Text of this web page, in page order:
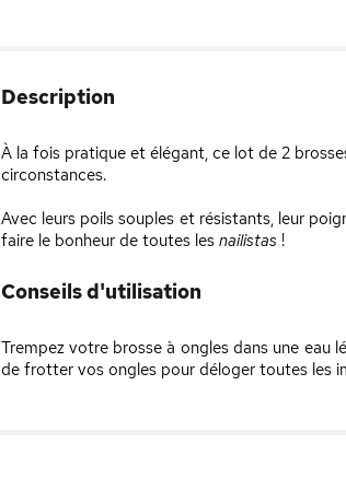
Description
À la fois pratique et élégant, ce lot de 2
circonstances.
Avec leurs poils souples et résistants, leur
faire le bonheur de toutes les nailistas !
Conseils d'utilisation
Trempez votre brosse à ongles dans une eau
de frotter vos ongles pour déloger toutes les